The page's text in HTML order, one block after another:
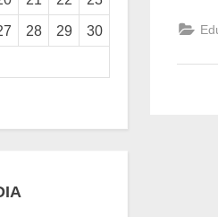
28 29
30